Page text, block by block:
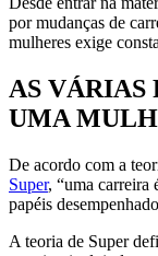
por mudanças de
mulheres exige
AS VÁRIAS
UMA
De acordo com a
Super, “uma carreira
papéis
A teoria de Super